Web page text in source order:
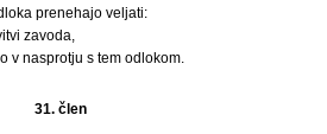
prenehajo veljati:
zavoda,
v nasprotju s tem odlokom.
31. člen